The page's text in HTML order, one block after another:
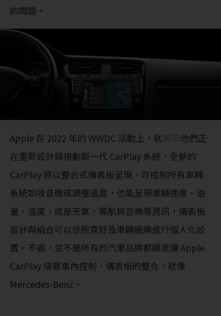
的問題。
Apple 在 2022 年的 WWDC 活動上，就表示他們正
在重新設計與規劃新一代 CarPlay 系統，全新的
CarPlay 將以整合式儀表板呈現，可控制所有車輛
系統如收音機或調整溫度，也能呈現車輛速度、油
量、溫度，或是天氣、導航與音樂等資訊，儀表板
設計與組合可以依照喜好及車輛廠牌進行個人化設
置。不過，並不是所有的汽車品牌都願意讓 Apple
CarPlay 接管車內控制、儀表板的整合，就像
Mercedes-Benz。